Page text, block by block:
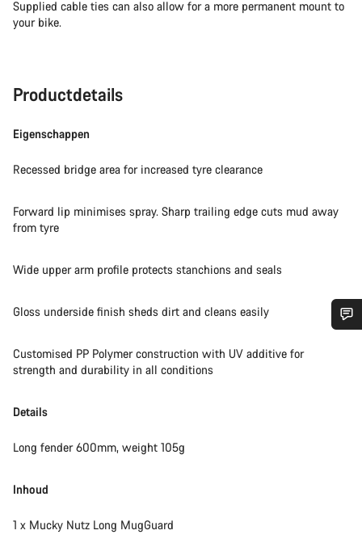
Supplied cable ties can also allow for a more permanent mount to
your bike.
Productdetails
Eigenschappen
Recessed bridge area for increased tyre clearance
Forward lip minimises spray. Sharp trailing edge cuts mud away
from tyre
Wide upper arm profile protects stanchions and seals
Gloss underside finish sheds dirt and cleans easily
Customised PP Polymer construction with UV additive for
strength and durability in all conditions
Details
Long fender 600mm, weight 105g
Inhoud
1 x Mucky Nutz Long MugGuard
Heb je hulp nodig?
Start Chat